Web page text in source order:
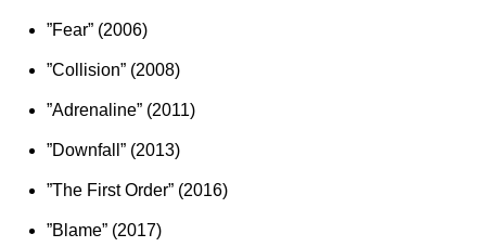
”Fear” (2006)
”Collision” (2008)
”Adrenaline” (2011)
”Downfall” (2013)
”The First Order” (2016)
”Blame” (2017)